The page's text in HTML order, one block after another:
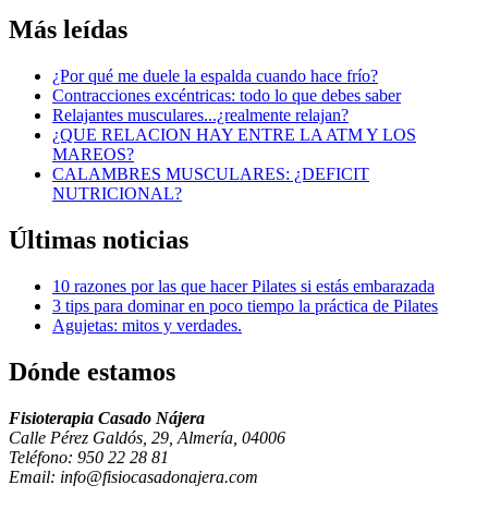
Más leídas
¿Por qué me duele la espalda cuando hace frío?
Contracciones excéntricas: todo lo que debes saber
Relajantes musculares...¿realmente relajan?
¿QUE RELACION HAY ENTRE LA ATM Y LOS
MAREOS?
CALAMBRES MUSCULARES: ¿DEFICIT
NUTRICIONAL?
Últimas noticias
10 razones por las que hacer Pilates si estás embarazada
3 tips para dominar en poco tiempo la práctica de Pilates
Agujetas: mitos y verdades.
Dónde estamos
Fisioterapia Casado Nájera
Calle Pérez Galdós, 29, Almería, 04006
Teléfono: 950 22 28 81
Email: info@fisiocasadonajera.com